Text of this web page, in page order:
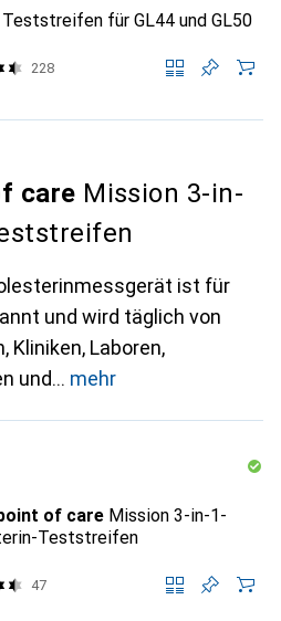
Teststreifen für GL44 und GL50
228
care Mission 3-in-
ist für
und wird täglich von
Kliniken, Laboren,
und
mehr
of care Mission 3-in-1-
Teststreifen
47